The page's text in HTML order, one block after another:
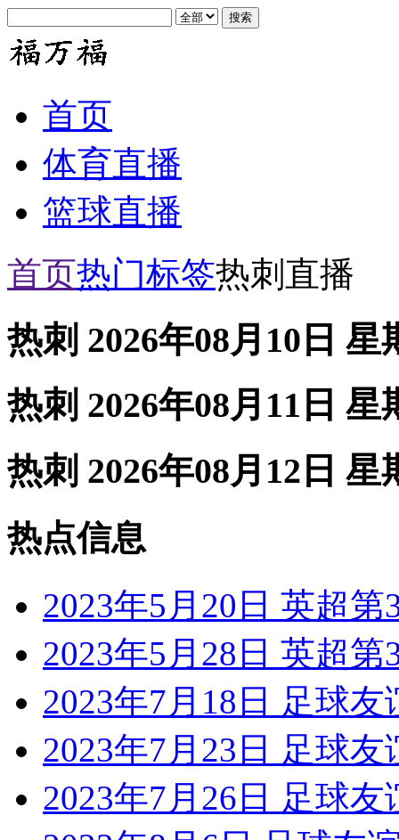
首页
体育直播
篮球直播
首页热门标签热刺直播
热刺 2026年08月10日 星
热刺 2026年08月11日 星
热刺 2026年08月12日 星
热点信息
2023年5月20日 英超
2023年5月28日 英超
2023年7月18日 足球
2023年7月23日 足球
2023年7月26日 足球